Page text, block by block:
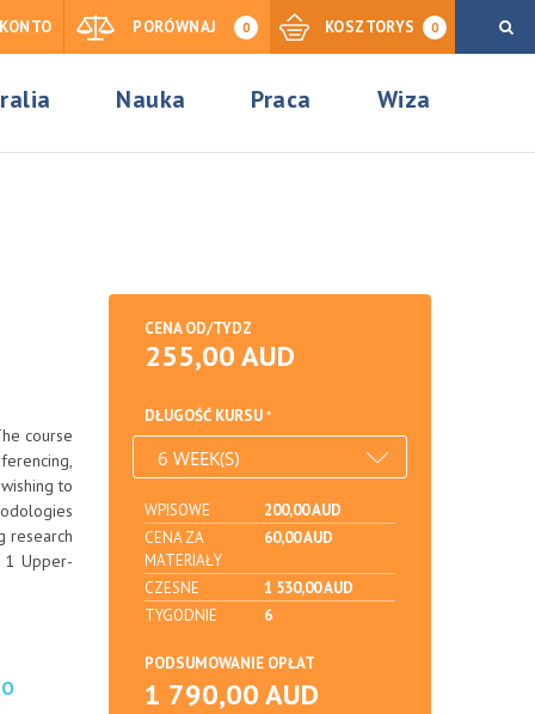
KONTO PORÓWNAJ 0 KOSZTORYS 0
Nauka Praca Wiza
course
to
research
1 Upper-
CENA OD/TYDZ
255,00 AUD
DŁUGOŚĆ KURSU
WPISOWE
200,00 AUD
CENA ZA
MATERIAŁY
60,00 AUD
CZESNE
1 530,00 AUD
TYGODNIE
6
PODSUMOWANIE OPŁAT
1 790,00 AUD